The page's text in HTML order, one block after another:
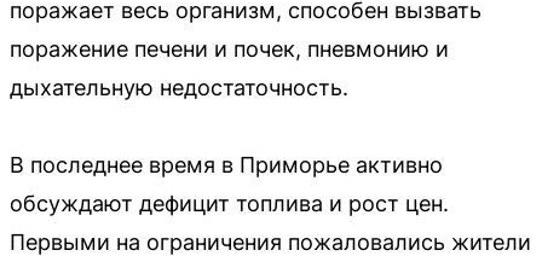
поражает весь организм, способен вызвать
поражение печени и почек, пневмонию и
дыхательную недостаточность.
В последнее время в Приморье активно
обсуждают дефицит топлива и рост цен.
Первыми на ограничения пожаловались жители